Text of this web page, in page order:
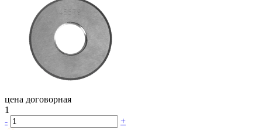
цена договорная
1
-
+